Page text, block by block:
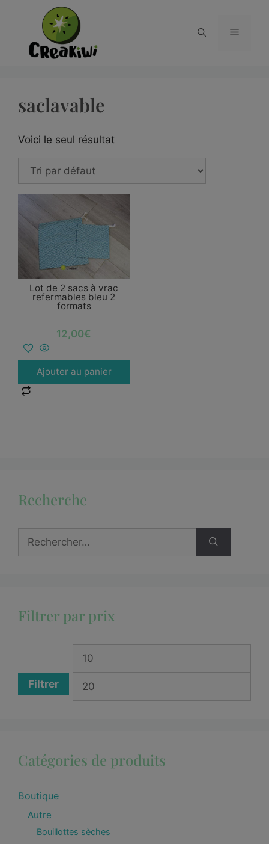
saclavable
Voici le seul résultat
Lot de 2 sacs à vrac
refermables bleu 2
formats
12,00€
Ajouter au panier
Recherche
Filtrer par prix
Filtrer
Catégories de produits
Boutique
Autre
Bouillottes sèches